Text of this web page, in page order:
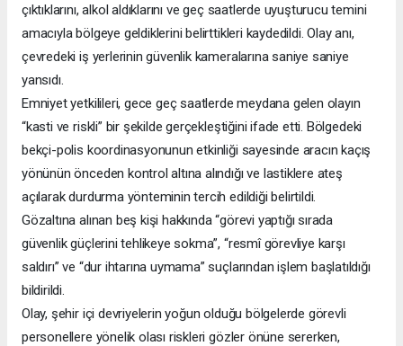
çıktıklarını, alkol aldıklarını ve geç saatlerde uyuşturucu temini
amacıyla bölgeye geldiklerini belirttikleri kaydedildi. Olay anı,
çevredeki iş yerlerinin güvenlik kameralarına saniye saniye
yansıdı.
Emniyet yetkilileri, gece geç saatlerde meydana gelen olayın
“kasti ve riskli” bir şekilde gerçekleştiğini ifade etti. Bölgedeki
bekçi-polis koordinasyonunun etkinliği sayesinde aracın kaçış
yönünün önceden kontrol altına alındığı ve lastiklere ateş
açılarak durdurma yönteminin tercih edildiği belirtildi.
Gözaltına alınan beş kişi hakkında “görevi yaptığı sırada
güvenlik güçlerini tehlikeye sokma”, “resmî görevliye karşı
saldırı” ve “dur ihtarına uymama” suçlarından işlem başlatıldığı
bildirildi.
Olay, şehir içi devriyelerin yoğun olduğu bölgelerde görevli
personellere yönelik olası riskleri gözler önüne sererken,